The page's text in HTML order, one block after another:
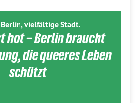
vielfältige Stadt.
hot – Berlin braucht
die queeres Leben
schützt